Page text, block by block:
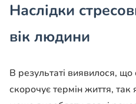
Наслідки
вік людини
В результаті виявилося, що
скорочує термін життя,